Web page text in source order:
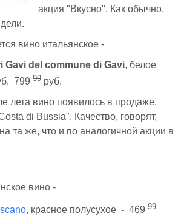
акция "Вкусно". Как обычно,
вино итальянское -
Gavi del commune di Gavi, белое
79999руб.
лета вино появилось в продаже.
di Bussia". Качество, говорят,
та же, что и по аналогичной акции в
вино -
, красное полусухое - 469 99